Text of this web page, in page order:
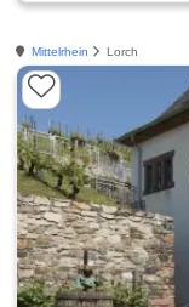
Mittelrhein Lorch